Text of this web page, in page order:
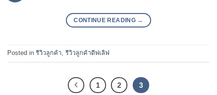
CONTINUE READING →
Posted in รีวิวลูกค้า รีวิวลูกค้าดีฟเลิฟ
1 2 3